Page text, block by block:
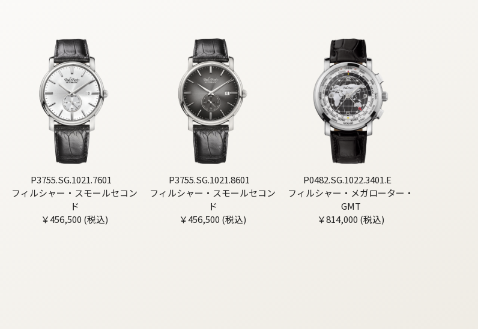
P3755.SG.1021.7601
フィルシャー・スモールセコン
ド
￥456,500 (税込)
P3755.SG.1021.8601
フィルシャー・スモールセコン
ド
￥456,500 (税込)
P0482.SG.1022.3401.E
フィルシャー・メガローター・
GMT
￥814,000 (税込)